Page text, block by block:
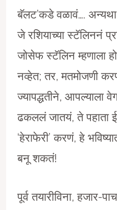
बॅलट’कडे वळावं….
जे रशियाच्या स्टॅलिननं
जोसेफ स्टॅलिन म्हणाला
नव्हेत; तर, मतमोजणी
ज्यापद्धतीने, आपल्याला
ढकललं जातयं, ते पहाता
‘हेराफेरी’ करणं, हे
बनू शकतं!
पूर्व तयारीविना, हजार-